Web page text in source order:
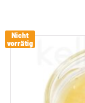
Nicht
vorrätig